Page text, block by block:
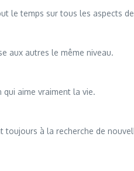
le temps sur tous les aspects
aux autres le même niveau.
qui aime vraiment la vie.
toujours à la recherche de